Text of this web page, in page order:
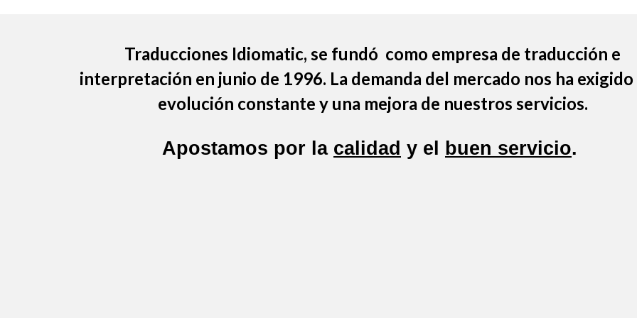
Traducciones Idiomatic, se fundó como empresa de traducción e
interpretación en junio de 1996. La demanda del mercado nos ha exigido
evolución constante y una mejora de nuestros servicios.
Apostamos por la calidad y el buen servicio.